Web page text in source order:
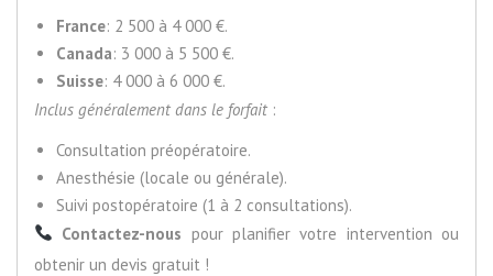
France: 2 500 à 4 000 €.
Canada: 3 000 à 5 500 €.
Suisse: 4 000 à 6 000 €.
Inclus généralement dans le forfait :
Consultation préopératoire.
Anesthésie (locale ou générale).
Suivi postopératoire (1 à 2 consultations).
Contactez-nous pour planifier votre intervention ou
obtenir un devis gratuit !